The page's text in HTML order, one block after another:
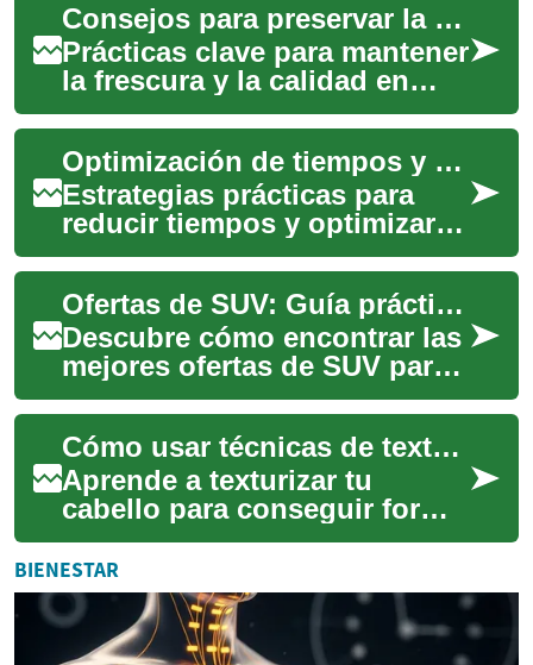
Consejos para preservar la frescura y la calidad en envíos de alimentos
Prácticas clave para mantener
la frescura y la calidad en
envíos de alimentos, desde el
embalaje y el control de
temp...
Optimización de tiempos y costes en procesos de marcado industrial
Estrategias prácticas para
reducir tiempos y optimizar
costes en procesos de
marcado industrial,
mejorando precisión ...
Ofertas de SUV: Guía práctica para elegir tu vehículo ideal
Descubre cómo encontrar las
mejores ofertas de SUV para
tus necesidades: desde
modelos compactos para la
ciudad hasta...
Cómo usar técnicas de texturizado para definir forma sin apelmazar
Aprende a texturizar tu
cabello para conseguir forma
y movimiento sin sacrificar
volumen. Este artículo
resume técnic...
BIENESTAR